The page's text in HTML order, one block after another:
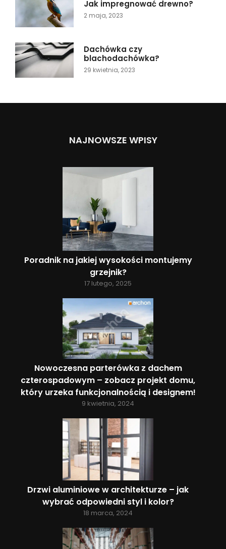
Jak impregnować drewno?
2 maja, 2023
Dachówka czy
blachodachówka?
29 kwietnia, 2023
NAJNOWSZE WPISY
Poradnik na jakiej wysokości montujemy
grzejnik?
17 lutego, 2025
Nowoczesna parterówka z dachem
czterospadowym – zobacz projekt domu,
który urzeka funkcjonalnością i designem!
9 kwietnia, 2024
Drzwi aluminiowe w architekturze – jak
wybrać odpowiedni styl i kolor?
18 marca, 2024